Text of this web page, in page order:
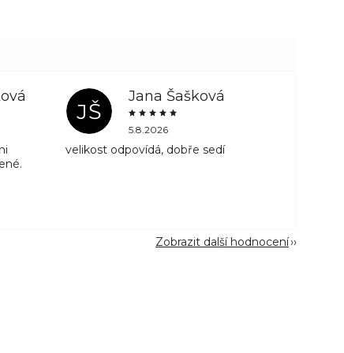
JŠ
Jana Šašková
5.8.2026
velikost odpovídá, dobře sedí
Zobrazit další hodnocení